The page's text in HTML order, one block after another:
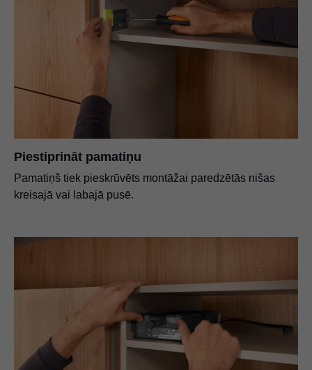
Piestiprināt pamatiņu
Pamatiņš tiek pieskrūvēts montāžai paredzētās nišas
kreisajā vai labajā pusē.